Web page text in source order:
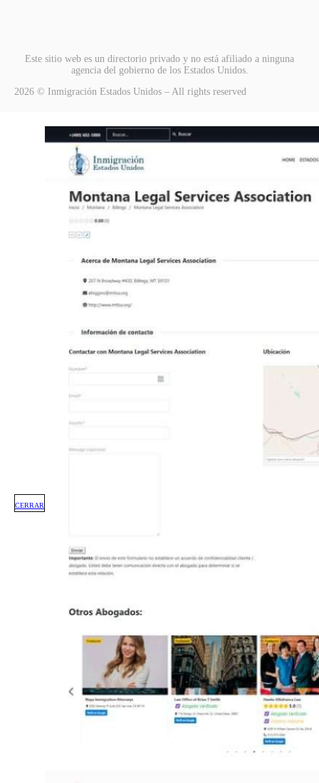
Este sitio web es un directorio privado y no está afiliado a ninguna
agencia del gobierno de los Estados Unidos.
2026 © Inmigración Estados Unidos – All rights reserved
CERRAR